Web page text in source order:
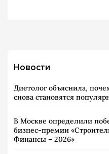
Новости
Диетолог объяснила,
снова становятся
В Москве определили
бизнес-премии
Финансы – 2026»